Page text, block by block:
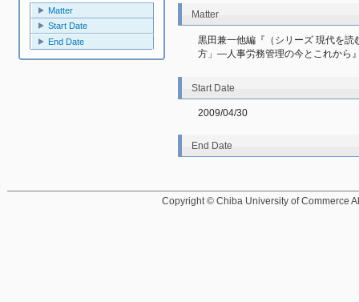
Matter
Start Date
End Date
Matter
黒田兼一他編『（シリーズ 現代を
方」―人事労務管理の今とこれから
Start Date
2009/04/30
End Date